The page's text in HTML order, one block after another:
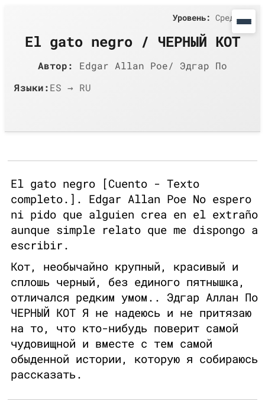
El gato negro / ЧЕРНЫЙ КОТ
Автор:
Edgar Allan Poe/ Эдгар По
Языки:ES → RU
Уровень: Средний
El gato negro [Cuento - Texto
completo.]. Edgar Allan Poe No espero
ni pido que alguien crea en el extraño
aunque simple relato que me dispongo a
escribir.
Кот, необычайно крупный, красивый и
сплошь черный, без единого пятнышка,
отличался редким умом.. Эдгар Аллан По
ЧЕРНЫЙ КОТ Я не надеюсь и не притязаю
на то, что кто-нибудь поверит самой
чудовищной и вместе с тем самой
обыденной истории, которую я собираюсь
рассказать.